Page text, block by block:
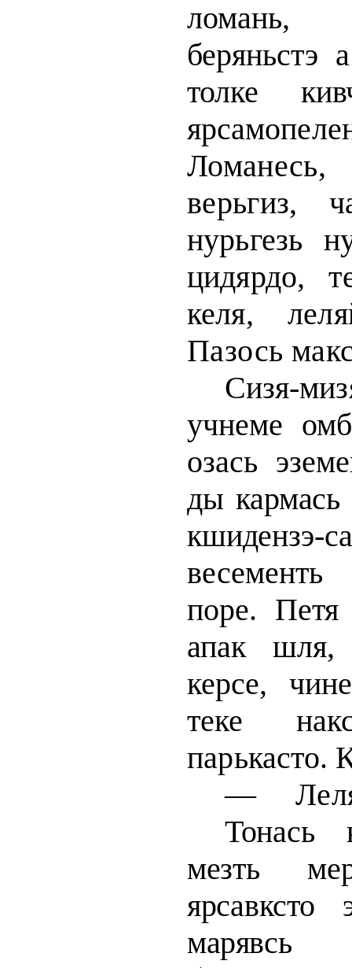
ломань,
беряньстэ
толке
ярсамо­
верьгиз,
нурьгезь
цидярдо,
келя,
Пазось
Сизя-
учнеме
озась эзе­
ды
кшидензэ-
поре. Петя
апак шля,
керсе,
теке
парькасто.
—
Тонась
мезть